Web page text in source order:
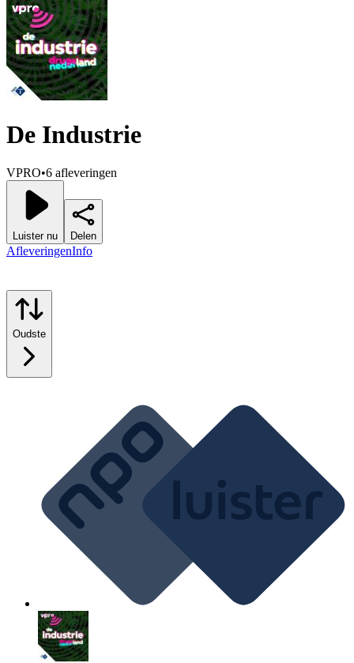
De Industrie
VPRO•6 afleveringen
Luister nu Delen
AfleveringenInfo
Oudste